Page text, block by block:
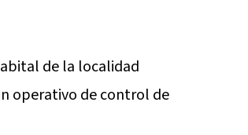
de la localidad
operativo de control de